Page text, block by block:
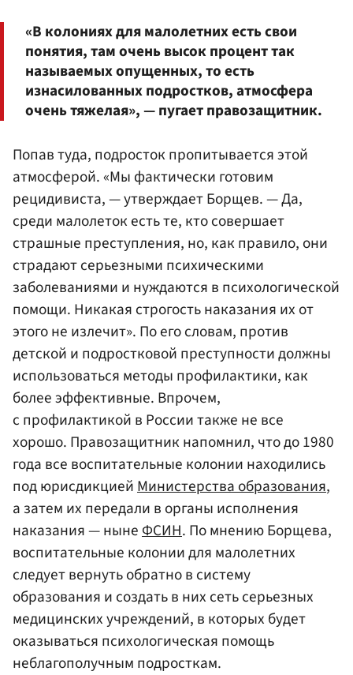
«В колониях для малолетних есть свои
понятия, там очень высок процент так
называемых опущенных, то есть
изнасилованных подростков, атмосфера
очень тяжелая», — пугает правозащитник.
Попав туда, подросток пропитывается этой
атмосферой. «Мы фактически готовим
рецидивиста, — утверждает Борщев. — Да,
среди малолеток есть те, кто совершает
страшные преступления, но, как правило, они
страдают серьезными психическими
заболеваниями и нуждаются в психологической
помощи. Никакая строгость наказания их от
этого не излечит». По его словам, против
детской и подростковой преступности должны
использоваться методы профилактики, как
более эффективные. Впрочем,
с профилактикой в России также не все
хорошо. Правозащитник напомнил, что до 1980
года все воспитательные колонии находились
под юрисдикцией Министерства образования,
а затем их передали в органы исполнения
наказания — ныне ФСИН. По мнению Борщева,
воспитательные колонии для малолетних
следует вернуть обратно в систему
образования и создать в них сеть серьезных
медицинских учреждений, в которых будет
оказываться психологическая помощь
неблагополучным подросткам.